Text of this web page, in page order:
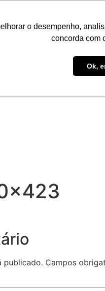
o desempenho,
concorda com
Ok,
publicado. Campos